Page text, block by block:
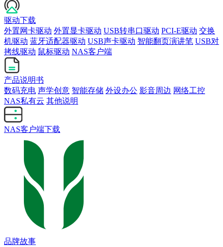
驱动下载
外置网卡驱动 外置显卡驱动 USB转串口驱动 PCI-E驱动 交换
机驱动 蓝牙适配器驱动 USB声卡驱动 智能翻页演讲笔 USB对
拷线驱动 鼠标驱动 NAS客户端
产品说明书
数码充电 声学创意 智能存储 外设办公 影音周边 网络工控
NAS私有云 其他说明
NAS客户端下载
品牌故事